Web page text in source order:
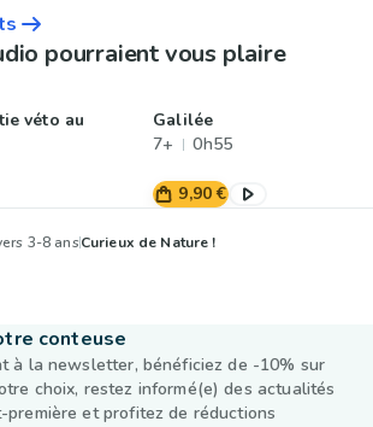
pourraient vous plaire
véto au
Galilée
7+
0h55
9,90 €
3-8 ansCurieux de Nature !
conteuse
à la newsletter, bénéficiez de -10% sur
choix, restez informé(e) des actualités
première et profitez de réductions